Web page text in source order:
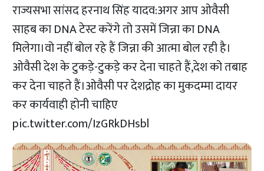
राज्यसभा सांसद हरनाथ सिंह यादव:अगर आप ओवैसी
साहब का DNA टेस्ट करेंगे तो उसमें जिन्ना का DNA
मिलेगा।वो नहीं बोल रहे हैं जिन्ना की आत्मा बोल रही है।
ओवैसी देश के टुकड़े-टुकड़े कर देना चाहते हैं,देश को तबाह
कर देना चाहते हैं।ओवैसी पर देशद्रोह का मुकदम्मा दायर
कर कार्यवाही होनी चाहिए
pic.twitter.com/IzGRkDHsbl